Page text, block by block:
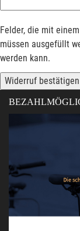
Felder, die mit
müssen ausgefüllt
werden kann.
Widerruf bestätigen